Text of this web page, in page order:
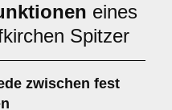
eines
Spitzer
zwischen fest